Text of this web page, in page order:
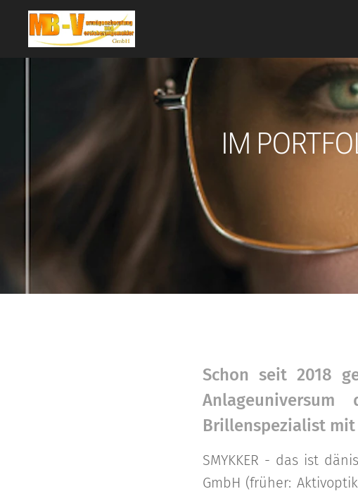
IM
Schon seit 2018
Brillenspezialist mit
SMYKKER - das ist
GmbH (früher: